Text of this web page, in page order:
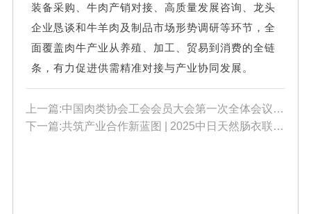
装备采购、牛肉产销对接、高质量发展咨询、龙头
企业恳谈和牛羊肉及制品市场形势调研等环节，全
面覆盖肉牛产业从养殖、加工、贸易到消费的全链
条，有力促进供需精准对接与产业协同发展。
上一篇:中国肉类协会工会会员大会第一次全体会议在京召开
下一篇:共筑产业合作新蓝图 | 2025中日天然肠衣联谊会在东京圆满召开